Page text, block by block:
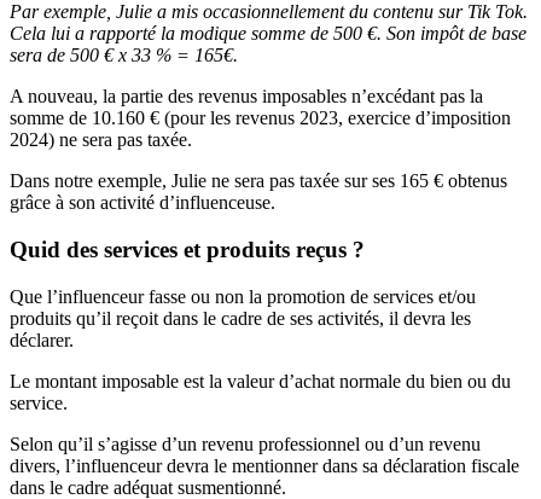
Par exemple, Julie a mis occasionnellement du contenu sur Tik Tok.
Cela lui a rapporté la modique somme de 500 €. Son impôt de base
sera de 500 € x 33 % = 165€.
A nouveau, la partie des revenus imposables n’excédant pas la
somme de 10.160 € (pour les revenus 2023, exercice d’imposition
2024) ne sera pas taxée.
Dans notre exemple, Julie ne sera pas taxée sur ses 165 € obtenus
grâce à son activité d’influenceuse.
Quid des services et produits reçus ?
Que l’influenceur fasse ou non la promotion de services et/ou
produits qu’il reçoit dans le cadre de ses activités, il devra les
déclarer.
Le montant imposable est la valeur d’achat normale du bien ou du
service.
Selon qu’il s’agisse d’un revenu professionnel ou d’un revenu
divers, l’influenceur devra le mentionner dans sa déclaration fiscale
dans le cadre adéquat susmentionné.